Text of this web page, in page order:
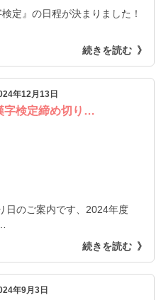
定』の日程が決まりました！
続きを読む
年12月13日
字検定締め切り…
日のご案内です、2024年度
続きを読む
年9月3日